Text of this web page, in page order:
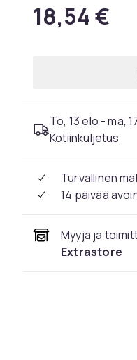
18,54 €
To, 13 elo - ma,
Kotiinkuljetus
Turvallinen
14 päivää
Myyjä ja
Extrastore